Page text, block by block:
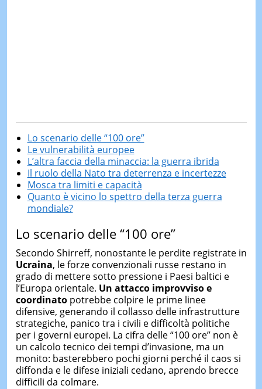
Lo scenario delle “100 ore”
Le vulnerabilità europee
L’altra faccia della minaccia: la guerra ibrida
Il ruolo della Nato tra deterrenza e incertezze
Mosca tra limiti e capacità
Quanto è vicino lo spettro della terza guerra
mondiale?
Lo scenario delle “100 ore”
Secondo Shirreff, nonostante le perdite registrate in
Ucraina, le forze convenzionali russe restano in
grado di mettere sotto pressione i Paesi baltici e
l’Europa orientale. Un attacco improvviso e
coordinatopotrebbe colpire le prime linee
difensive, generando il collasso delle infrastrutture
strategiche, panico tra i civili e difficoltà politiche
per i governi europei. La cifra delle “100 ore” non è
un calcolo tecnico dei tempi d’invasione, ma un
monito: basterebbero pochi giorni perché il caos si
diffonda e le difese iniziali cedano, aprendo brecce
difficili da colmare.